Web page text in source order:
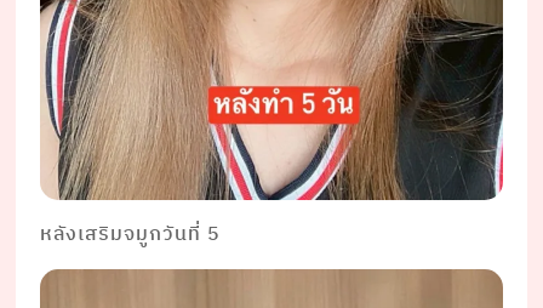
หลังเสริมจมูกวันที่ 5